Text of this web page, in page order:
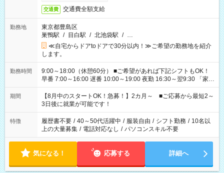
交通費 交通費全額支給
勤務地
東京都豊島区
巣鴨駅 / 目白駅 / 北池袋駅 / …
≪自宅からドアtoドアで30分以内！≫ご希望の勤務地を紹介
します。
勤務時間
9:00～18:00（休憩60分） ■ご希望があれば下記シフトもOK！
早番 7:00～16:00 遅番 10:00～19:00 夜勤 16:30～翌9:30 「家族
と休みを合わせたい」 「余裕を持って夕飯の準備がしたい」
「できれば残業はしたくない」 など、ご希望を教えてください
ね。 ※Wワーク希望の方へ 今ご覧のお仕事で希望する勤務時間
と、もう1つのお仕事の勤務時間。 合計で週40時間を超える場
合は応募できません。
期間
【8月中のスタートOK！急募！】2カ月～ ■ご応募から最短2～
3日後に就業が可能です！
特徴 履歴書不要 / 40～50代活躍中 / 服装自由 / シフト勤務 / 10名以
上の大量募集 / 電話対応なし / パソコンスキル不要
気になる！ 応募する 詳細へ